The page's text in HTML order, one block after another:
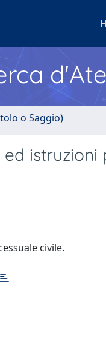
o Saggio)
istruzioni
civile.